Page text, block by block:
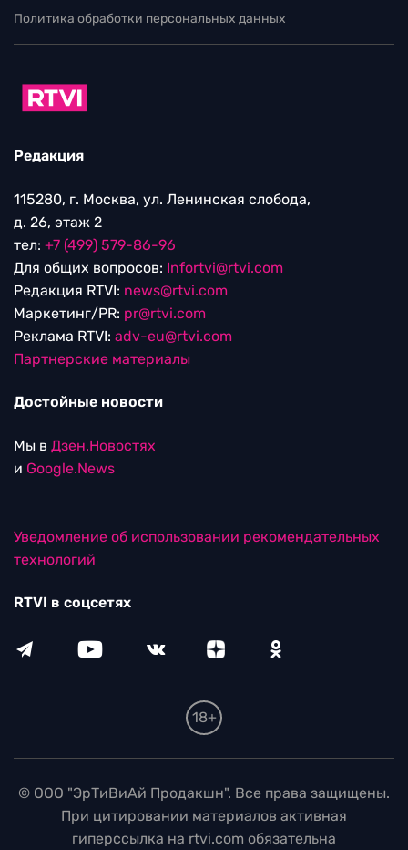
Политика обработки персональных данных
Редакция
115280, г. Москва, ул. Ленинская слобода,
д. 26, этаж 2
тел: +7 (499) 579-86-96
Для общих вопросов: Infortvi@rtvi.com
Редакция RTVI: news@rtvi.com
Маркетинг/PR: pr@rtvi.com
Реклама RTVI: adv-eu@rtvi.com
Партнерские материалы
Достойные новости
Мы в Дзен.Новостях
и Google.News
Уведомление об использовании рекомендательных
технологий
RTVI в соцсетях
18+
© ООО "ЭрТиВиАй Продакшн". Все права защищены.
При цитировании материалов активная
гиперссылка на rtvi.com обязательна